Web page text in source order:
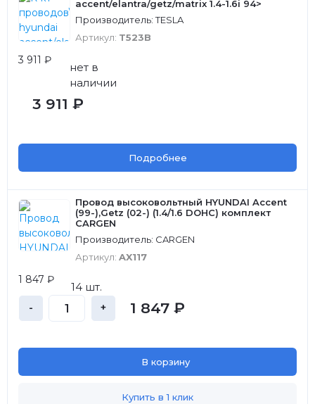
accent/elantra/getz/matrix 1.4-1.6i 94>
Производитель: TESLA
Артикул: T523B
3 911 ₽
нет в
наличии
3 911 ₽
Подробнее
Провод высоковольтный HYUNDAI Accent
(99-),Getz (02-) (1.4/1.6 DOHC) комплект
CARGEN
Производитель: CARGEN
Артикул: AX117
1 847 ₽
14 шт.
- + 1 847 ₽
В корзину
Купить в 1 клик